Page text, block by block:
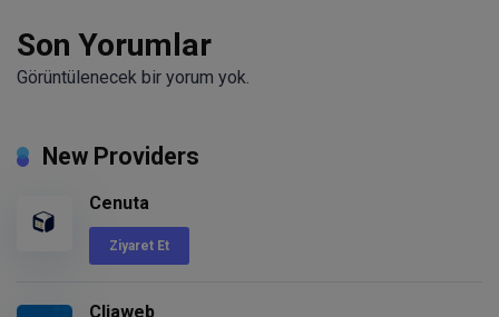
Son Yorumlar
Görüntülenecek bir yorum yok.
New Providers
Cenuta
Ziyaret Et
Cliaweb